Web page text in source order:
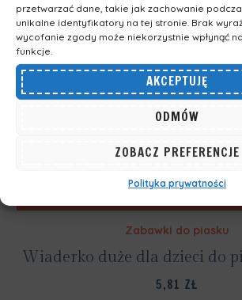
przetwarzać dane, takie jak zachowanie
unikalne identyfikatory na tej stronie. Brak
wycofanie zgody może niekorzystnie wpłynąć
funkcje.
AKCEPTUJĘ
ODMÓW
ZOBACZ PREFERENCJE
Polityka prywatności
DODAJ DO
Zabawki do piasku
Wiaderko duże dla dzieci do
5,81 ZŁ